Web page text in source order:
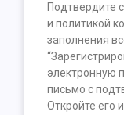
Подтвердите
и политикой
заполнения
электронную
письмо с
Откройте его